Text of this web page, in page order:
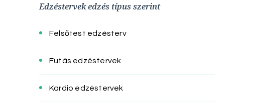
Edzéstervek edzés típus szerint
Felsőtest edzésterv
Futás edzéstervek
Kardio edzéstervek